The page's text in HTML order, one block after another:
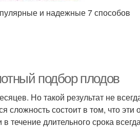
и надежные 7 способов
подбор плодов
Но такой результат не
сложность состоит в том, что эти
течение длительного срока